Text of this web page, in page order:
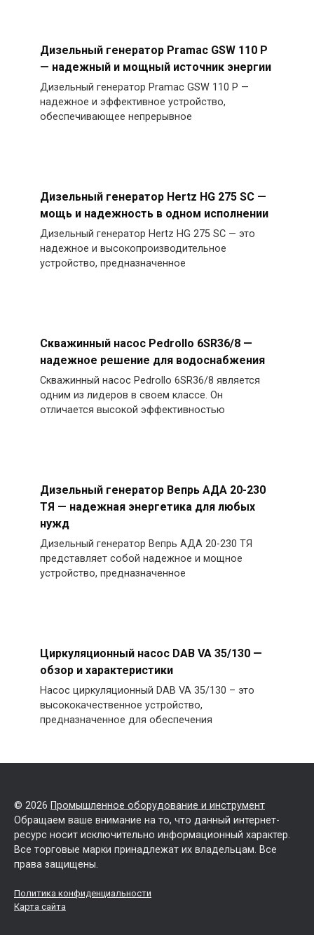
Дизельный генератор Pramac GSW 110 P
— надежный и мощный источник энергии
Дизельный генератор Pramac GSW 110 P —
надежное и эффективное устройство,
обеспечивающее непрерывное
Дизельный генератор Hertz HG 275 SC —
мощь и надежность в одном исполнении
Дизельный генератор Hertz HG 275 SC — это
надежное и высокопроизводительное
устройство, предназначенное
Скважинный насос Pedrollo 6SR36/8 —
надежное решение для водоснабжения
Скважинный насос Pedrollo 6SR36/8 является
одним из лидеров в своем классе. Он
отличается высокой эффективностью
Дизельный генератор Вепрь АДА 20-230
ТЯ — надежная энергетика для любых
нужд
Дизельный генератор Вепрь АДА 20-230 ТЯ
представляет собой надежное и мощное
устройство, предназначенное
Циркуляционный насос DAB VA 35/130 —
обзор и характеристики
Насос циркуляционный DAB VA 35/130 – это
высококачественное устройство,
предназначенное для обеспечения
© 2026 Промышленное оборудование и инструмент
Обращаем ваше внимание на то, что данный интернет-
ресурс носит исключительно информационный характер.
Все торговые марки принадлежат их владельцам. Все
права защищены.
Политика конфиденциальности
Карта сайта